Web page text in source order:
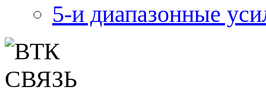
5-и диапазонные